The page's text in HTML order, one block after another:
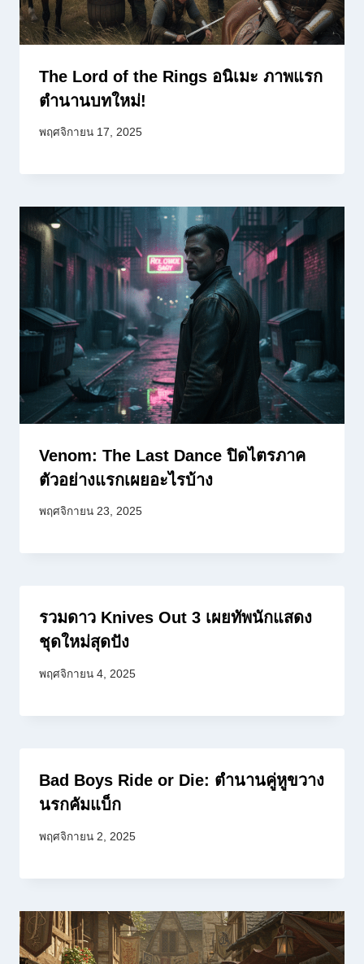
The Lord of the Rings อนิเมะ ภาพแรก
ตำนานบทใหม่!
พฤศจิกายน 17, 2025
Venom: The Last Dance ปิดไตรภาค
ตัวอย่างแรกเผยอะไรบ้าง
พฤศจิกายน 23, 2025
รวมดาว Knives Out 3 เผยทัพนักแสดง
ชุดใหม่สุดปัง
พฤศจิกายน 4, 2025
Bad Boys Ride or Die: ตำนานคู่หูขวาง
นรกคัมแบ็ก
พฤศจิกายน 2, 2025